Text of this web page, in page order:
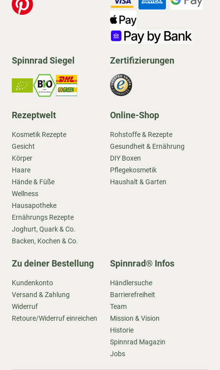
Spinnrad Siegel Zertifizierungen
Rezeptwelt
Kosmetik Rezepte
Gesicht
Körper
Haare
Hände & Füße
Wellness
Hausapotheke
Ernährungs Rezepte
Joghurt, Quark & Co.
Backen, Kochen & Co.
Online-Shop
Rohstoffe & Rezepte
Gesundheit & Ernährung
DIY Boxen
Pflegekosmetik
Haushalt & Garten
Zu deiner Bestellung
Kundenkonto
Versand & Zahlung
Widerruf
Retoure/Widerruf einreichen
Spinnrad® Infos
Händlersuche
Barrierefreiheit
Team
Mission & Vision
Historie
Spinnrad Magazin
Jobs